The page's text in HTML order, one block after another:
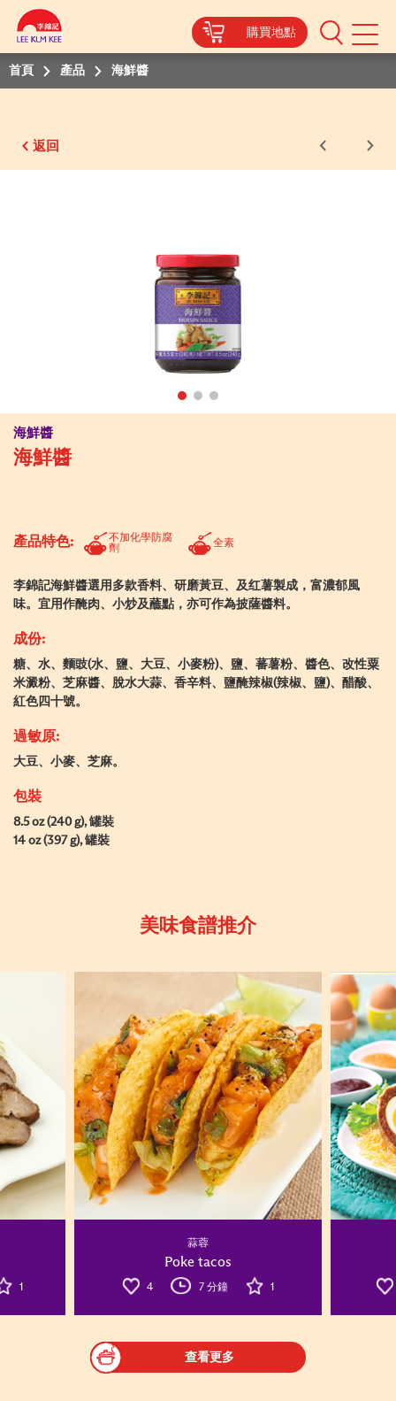
購買地點
Mobile
Menu
首頁
產品 海鮮醬
返回
海鮮醬
海鮮醬
產品特色:
不加化學防腐
劑
全素
李錦記海鮮醬選用多款香料、研磨黃豆、及红薯製成，富濃郁風
味。宜用作醃肉、小炒及蘸點，亦可作為披薩醬料。
成份:
糖、水、麵豉(水、鹽、大豆、小麥粉)、鹽、蕃薯粉、醬色、改性粟
米澱粉、芝麻醬、脫水大蒜、香辛料、鹽醃辣椒(辣椒、鹽)、醋酸、
紅色四十號。
過敏原:
大豆、小麥、芝麻。
包裝
8.5 oz (240 g), 罐裝
14 oz (397 g), 罐裝
美味食譜推介
1
蒜蓉
Poke tacos
4 7 分鐘 1
查看更多